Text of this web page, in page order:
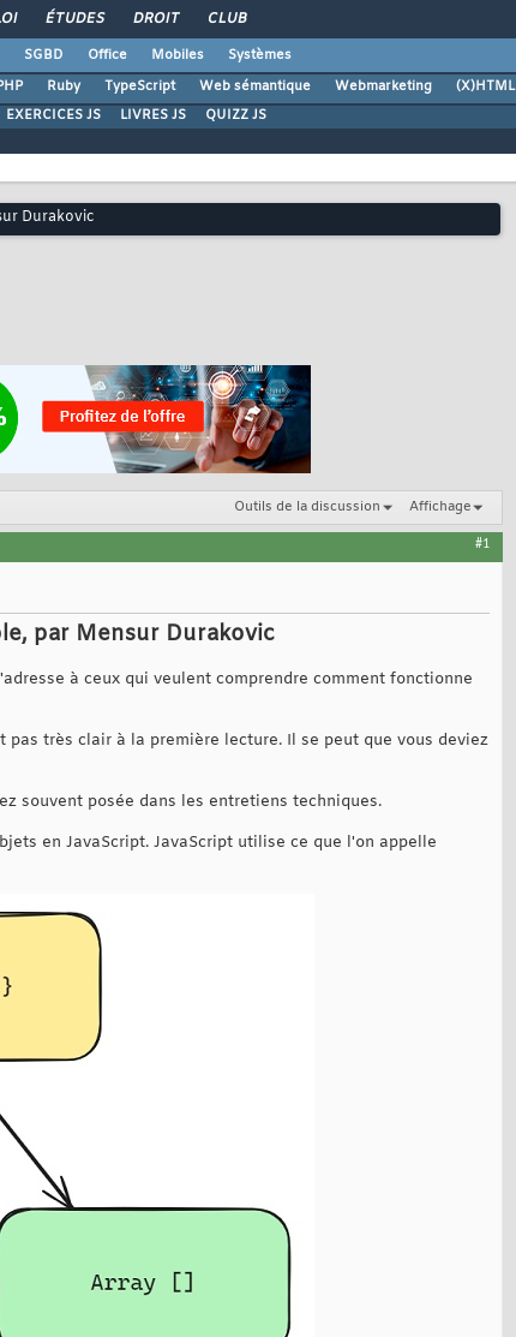
ÉTUDES DROIT CLUB
SGBD Office Mobiles
Systèmes
Ruby TypeScript Web sémantique Webmarketing
(X)HTML
EXERCICES JS LIVRES JS QUIZZ JS
Durakovic
Outils de la discussion Affichage
#1
par Mensur Durakovic
à ceux qui veulent comprendre comment fonctionne
très clair à la première lecture. Il se peut que vous deviez
souvent posée dans les entretiens techniques.
en JavaScript. JavaScript utilise ce que l'on appelle